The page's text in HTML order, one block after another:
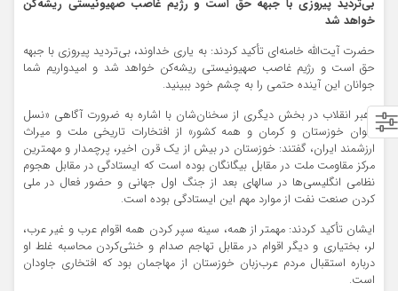
بی‌تردید پیروزی با جبهه حق است و رژیم غاصب صهیونیستی ریشه‌کن
خواهد شد
حضرت آیت‌الله خامنه‌ای تأکید کردند: به یاری خداوند، بی‌تردید پیروزی با جبهه
حق است و رژیم غاصب صهیونیستی ریشه‌کن خواهد شد و امیدواریم شما
جوانان این آینده حتمی را به چشم خود ببینید.
رهبر انقلاب در بخش دیگری از سخنان‌شان با اشاره به ضرورت آگاهی «نسل
جوان خوزستان و کرمان و همه کشور» از افتخارات تاریخی ملت و میراث
ارزشمند ایران، گفتند: خوزستان در بیش از یک قرن اخیر، پرچمدار و مهمترین
مرکز مقاومت ملت در مقابل بیگانگان بوده است که ایستادگی در مقابل هجوم
نظامی انگلیسی‌ها در سالهای بعد از جنگ اول جهانی و حضور فعال در ملی
کردن صنعت نفت از موارد مهم این ایستادگی بوده است.
ایشان تأکید کردند: مهمتر از همه، سینه سپر کردن همه اقوام عرب و غیر عرب،
لر، بختیاری و دیگر اقوام در مقابل تهاجم صدام و خنثی‌کردن محاسبه غلط او
درباره استقبال مردم عرب‌زبان خوزستان از مهاجمان بود که افتخاری جاودان
است.